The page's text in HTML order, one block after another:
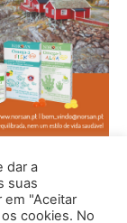
dar a
suas
em "Aceitar
cookies. No